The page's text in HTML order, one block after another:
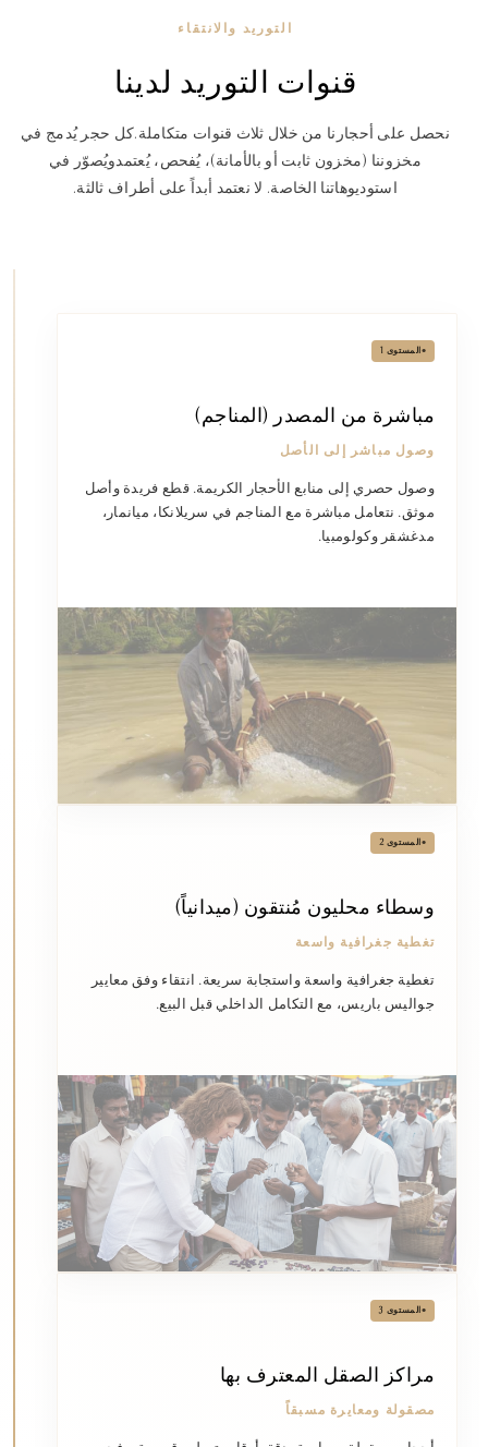
التوريد والانتقاء
قنوات التوريد لدينا
نحصل على أحجارنا من خلال ثلاث قنوات متكاملة.كل حجر يُدمج في
مخزوننا (مخزون ثابت أو بالأمانة)، يُفحص، يُعتمدويُصوّر في
استوديوهاتنا الخاصة. لا نعتمد أبداً على أطراف ثالثة.
المستوى 1
مباشرة من المصدر (المناجم)
وصول مباشر إلى الأصل
وصول حصري إلى منابع الأحجار الكريمة. قطع فريدة وأصل
موثق. نتعامل مباشرة مع المناجم في سريلانكا، ميانمار،
مدغشقر وكولومبيا.
المستوى 2
وسطاء محليون مُنتقون (ميدانياً)
تغطية جغرافية واسعة
تغطية جغرافية واسعة واستجابة سريعة. انتقاء وفق معايير
جواليس باريس، مع التكامل الداخلي قبل البيع.
المستوى 3
مراكز الصقل المعترف بها
مصقولة ومعايرة مسبقاً